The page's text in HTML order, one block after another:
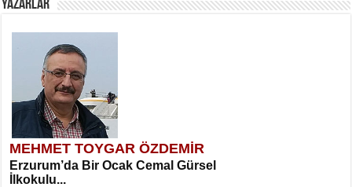
YAZARLAR
MEHMET TOYGAR ÖZDEMİR
Erzurum’da Bir Ocak Cemal Gürsel
İlkokulu...